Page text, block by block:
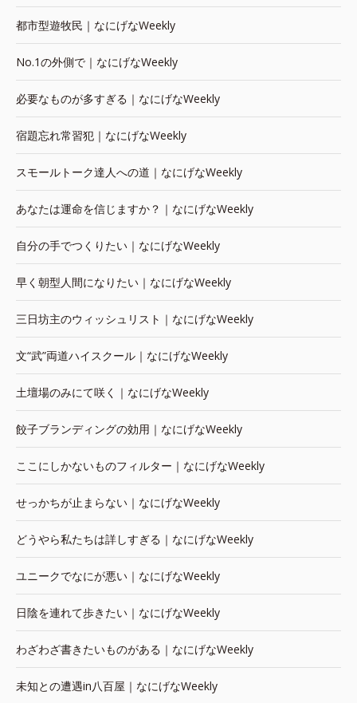
都市型遊牧民｜なにげなWeekly
No.1の外側で｜なにげなWeekly
必要なものが多すぎる｜なにげなWeekly
宿題忘れ常習犯｜なにげなWeekly
スモールトーク達人への道｜なにげなWeekly
あなたは運命を信じますか？｜なにげなWeekly
自分の手でつくりたい｜なにげなWeekly
早く朝型人間になりたい｜なにげなWeekly
三日坊主のウィッシュリスト｜なにげなWeekly
文“武”両道ハイスクール｜なにげなWeekly
土壇場のみにて咲く｜なにげなWeekly
餃子ブランディングの効用｜なにげなWeekly
ここにしかないものフィルター｜なにげなWeekly
せっかちが止まらない｜なにげなWeekly
どうやら私たちは詳しすぎる｜なにげなWeekly
ユニークでなにが悪い｜なにげなWeekly
日陰を連れて歩きたい｜なにげなWeekly
わざわざ書きたいものがある｜なにげなWeekly
未知との遭遇in八百屋｜なにげなWeekly